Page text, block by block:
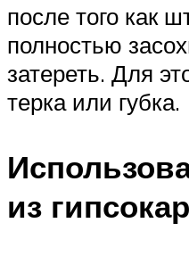
после того как
полностью
затереть. Для
терка или губка.
из